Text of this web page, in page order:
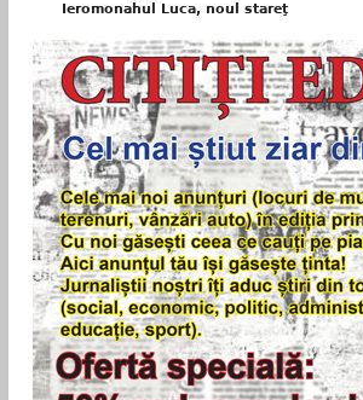
Ieromonahul Luca, noul stareţ